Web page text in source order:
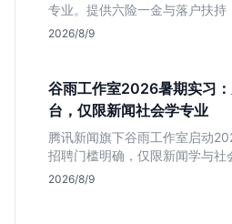
专业。提供六险一金与落户扶持
模式稳定性高。本文解读岗位需
2026/8/9
谷雨工作室2026暑期实习
台，仅限新闻社会学专业
腾讯新闻旗下谷雨工作室启动
招聘门槛明确，仅限新闻学与社
耕非虚构写作的头部团队，该岗
2026/8/9